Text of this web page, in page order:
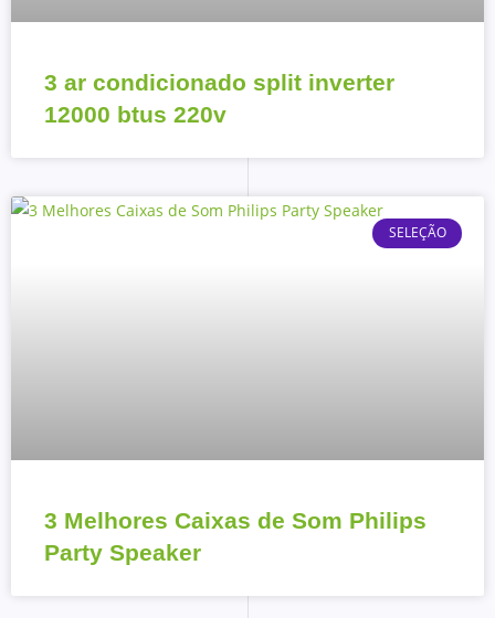
3 ar condicionado split inverter
12000 btus 220v
SELEÇÃO
3 Melhores Caixas de Som Philips
Party Speaker